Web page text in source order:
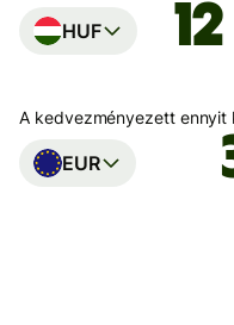
HUF
A kedvezményezett ennyit
EUR